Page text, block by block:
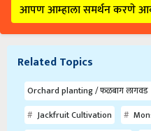
आपण आम्हाला समर्थन करणे
Related Topics
Orchard planting / फळबाग लागवड
Jackfruit Cultivation